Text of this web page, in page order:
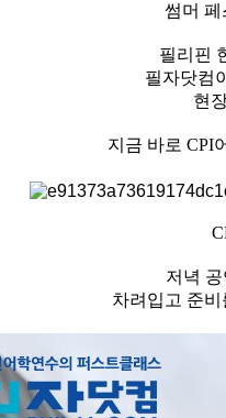
썸머 페
필리핀
필자닷컴
현
지금 바로 CPI
저녁
차려입고 준